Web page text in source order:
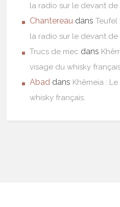
la radio sur le devant de
Chantereau dansTeufel
la radio sur le devant de
Trucs de mec dans
visage du whisky
Abad dans Khêmeia :
whisky français.